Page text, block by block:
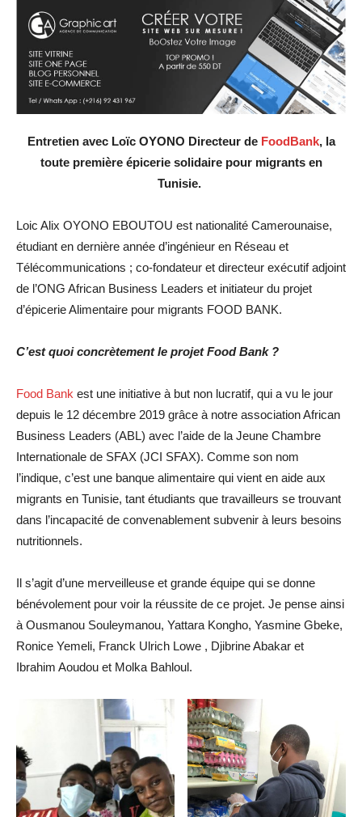
Entretien avec Loïc OYONO Directeur de FoodBank, la
toute première épicerie solidaire pour migrants en
Tunisie.
Loic Alix OYONO EBOUTOU est nationalité Camerounaise,
étudiant en dernière année d’ingénieur en Réseau et
Télécommunications ; co-fondateur et directeur exécutif adjoint
de l’ONG African Business Leaders et initiateur du projet
d’épicerie Alimentaire pour migrants FOOD BANK.
C’est quoi concrètement le projet Food Bank ?
Food Bank est une initiative à but non lucratif, qui a vu le jour
depuis le 12 décembre 2019 grâce à notre association African
Business Leaders (ABL) avec l’aide de la Jeune Chambre
Internationale de SFAX (JCI SFAX). Comme son nom
l’indique, c’est une banque alimentaire qui vient en aide aux
migrants en Tunisie, tant étudiants que travailleurs se trouvant
dans l’incapacité de convenablement subvenir à leurs besoins
nutritionnels.
Il s’agit d’une merveilleuse et grande équipe qui se donne
bénévolement pour voir la réussite de ce projet. Je pense ainsi
à Ousmanou Souleymanou, Yattara Kongho, Yasmine Gbeke,
Ronice Yemeli, Franck Ulrich Lowe , Djibrine Abakar et
Ibrahim Aoudou et Molka Bahloul.